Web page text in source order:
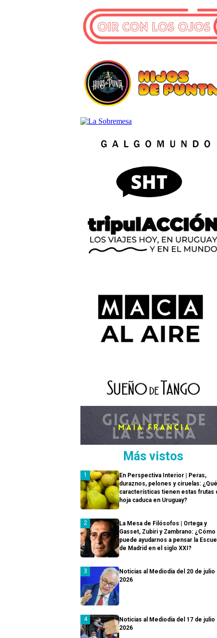
Más vistos
En Perspectiva Interior | Peras,
duraznos, pelones y ciruelas: ¿Qué
características tienen estas frutas
hoja caduca en Uruguay?
La Mesa de Filósofos | Ortega y
Gasset, Zubiri y Zambrano: ¿Cómo
puede ayudarnos a pensar la
de Madrid en el siglo XXI?
Noticias al Mediodía del 20 de julio
2026
Noticias al Mediodía del 17 de julio
2026